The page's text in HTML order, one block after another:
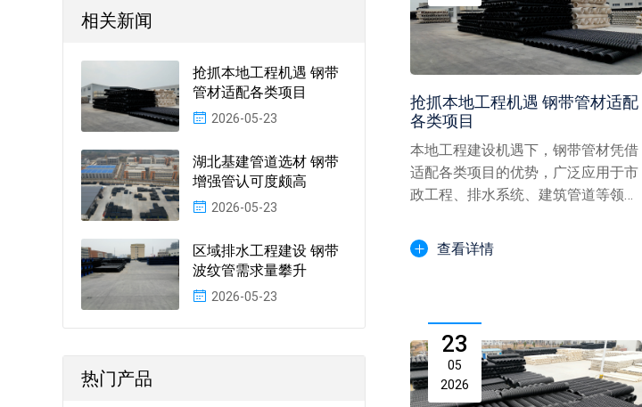
相关新闻
抢抓本地工程机遇 钢带
管材适配各类项目
2026-05-23
湖北基建管道选材 钢带
增强管认可度颇高
2026-05-23
区域排水工程建设 钢带
波纹管需求量攀升
2026-05-23
热门产品
抢抓本地工程机遇 钢带管材适配
各类项目
本地工程建设机遇下，钢带管材凭借
适配各类项目的优势，广泛应用于市
政工程、排水系统、建筑管道等领
查看详情
23
05
2026